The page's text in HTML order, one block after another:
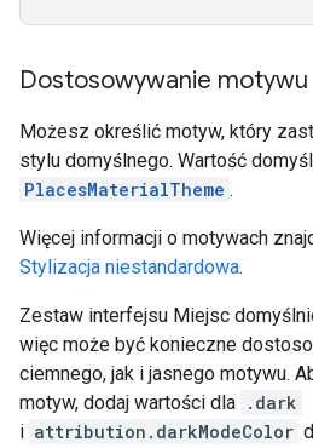
Dostosowywanie motywu
Możesz określić motyw, który
stylu domyślnego. Wartość
PlacesMaterialTheme .
Więcej informacji o motywach
Stylizacja niestandardowa.
Zestaw interfejsu Miejsc
więc może być konieczne
ciemnego, jak i jasnego motywu.
motyw, dodaj wartości dla .dark
i attribution.darkModeColor